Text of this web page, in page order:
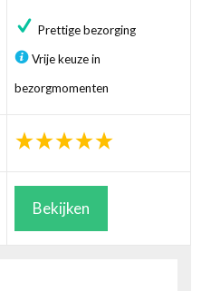
Prettige bezorging
Vrije keuze in
bezorgmomenten
Bekijken